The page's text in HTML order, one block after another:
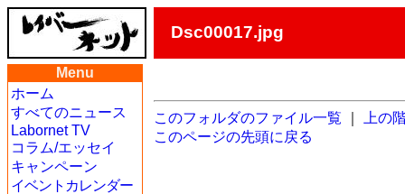
Dsc00017.jpg
Menu
ホーム
すべてのニュース
Labornet TV
コラム/エッセイ
キャンペーン
イベントカレンダー
このフォルダのファイル一覧
上の
このページの先頭に戻る